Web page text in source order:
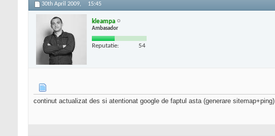
30th April 2009, 15:45
kleampa
Ambasador
Reputatie: 54
continut actualizat des si atentionat google de faptul asta (generare sitemap+ping)